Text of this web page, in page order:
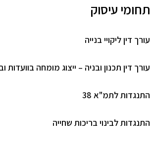
עיסוק
דין ליקויי בנייה
דין תכנון ובניה – ייצוג מומחה בוועדות
לתמ"א 38
לבינוי בריכות שחייה